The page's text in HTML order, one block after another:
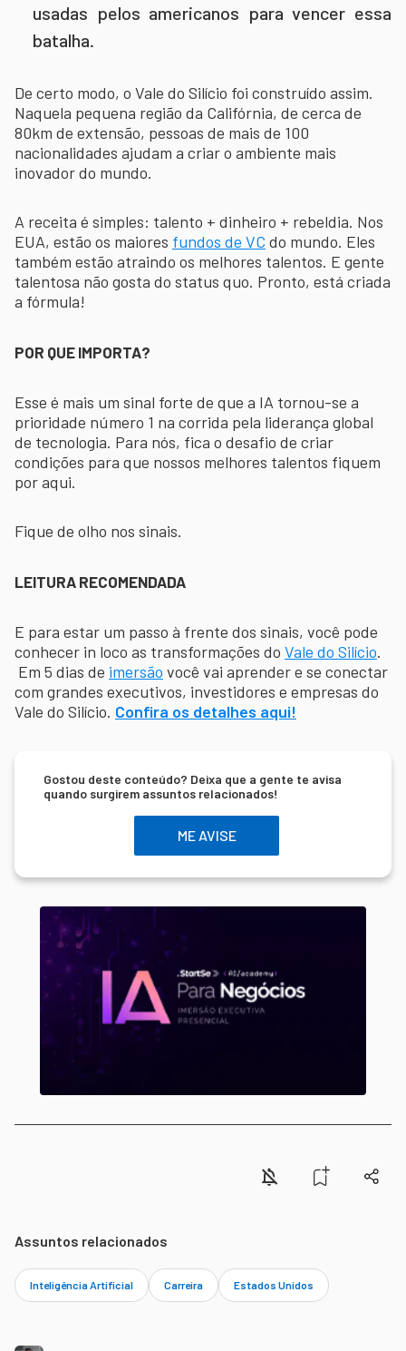
usadas pelos americanos para vencer essa
batalha.
De certo modo, o Vale do Silício foi construído assim.
Naquela pequena região da Califórnia, de cerca de
80km de extensão, pessoas de mais de 100
nacionalidades ajudam a criar o ambiente mais
inovador do mundo.
A receita é simples: talento + dinheiro + rebeldia. Nos
EUA, estão os maiores fundos de VC do mundo. Eles
também estão atraindo os melhores talentos. E gente
talentosa não gosta do status quo. Pronto, está criada
a fórmula!
POR QUE IMPORTA?
Esse é mais um sinal forte de que a IA tornou-se a
prioridade número 1 na corrida pela liderança global
de tecnologia. Para nós, fica o desafio de criar
condições para que nossos melhores talentos fiquem
por aqui.
Fique de olho nos sinais.
LEITURA RECOMENDADA
E para estar um passo à frente dos sinais, você pode
conhecer in loco as transformações do Vale do Silício.
Em 5 dias de imersão você vai aprender e se conectar
com grandes executivos, investidores e empresas do
Vale do Silício. Confira os detalhes aqui!
Gostou deste conteúdo? Deixa que a gente te avisa
quando surgirem assuntos relacionados!
ME AVISE
Assuntos relacionados
Inteligência Artificial Carreira Estados Unidos